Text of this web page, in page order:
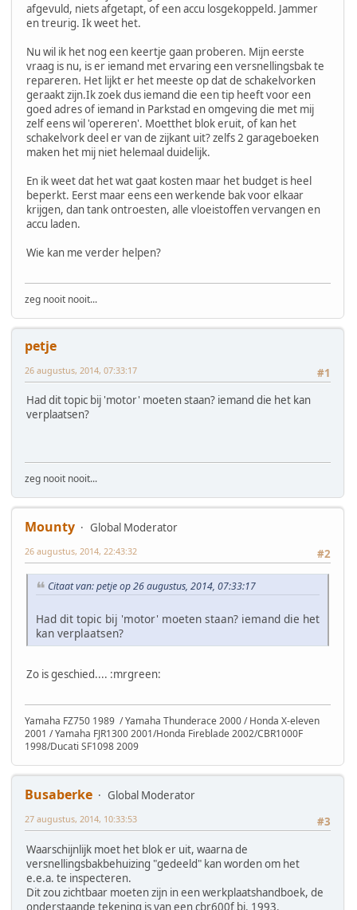
afgevuld, niets afgetapt, of een accu losgekoppeld. Jammer
en treurig. Ik weet het.
Nu wil ik het nog een keertje gaan proberen. Mijn eerste
vraag is nu, is er iemand met ervaring een versnellingsbak te
repareren. Het lijkt er het meeste op dat de schakelvorken
geraakt zijn.Ik zoek dus iemand die een tip heeft voor een
goed adres of iemand in Parkstad en omgeving die met mij
zelf eens wil 'opereren'. Moetthet blok eruit, of kan het
schakelvork deel er van de zijkant uit? zelfs 2 garageboeken
maken het mij niet helemaal duidelijk.
En ik weet dat het wat gaat kosten maar het budget is heel
beperkt. Eerst maar eens een werkende bak voor elkaar
krijgen, dan tank ontroesten, alle vloeistoffen vervangen en
accu laden.
Wie kan me verder helpen?
zeg nooit nooit...
petje
#1
26 augustus, 2014, 07:33:17
Had dit topic bij 'motor' moeten staan? iemand die het kan
verplaatsen?
zeg nooit nooit...
Mounty
Global Moderator
#2
26 augustus, 2014, 22:43:32
Citaat van: petje op 26 augustus, 2014, 07:33:17
Had dit topic bij 'motor' moeten staan? iemand die het
kan verplaatsen?
Zo is geschied.... :mrgreen:
Yamaha FZ750 1989 / Yamaha Thunderace 2000 / Honda X-eleven
2001 / Yamaha FJR1300 2001/Honda Fireblade 2002/CBR1000F
1998/Ducati SF1098 2009
Busaberke
Global Moderator
#3
27 augustus, 2014, 10:33:53
Waarschijnlijk moet het blok er uit, waarna de
versnellingsbakbehuizing "gedeeld" kan worden om het
e.e.a. te inspecteren.
Dit zou zichtbaar moeten zijn in een werkplaatshandboek, de
onderstaande tekening is van een cbr600f bj. 1993.